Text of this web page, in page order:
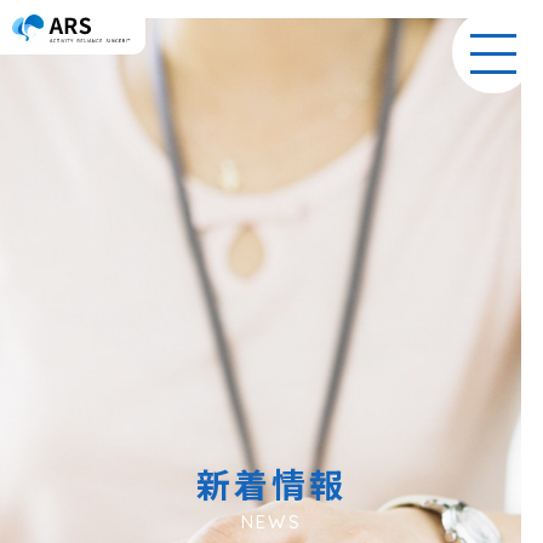
新着情報
NEWS